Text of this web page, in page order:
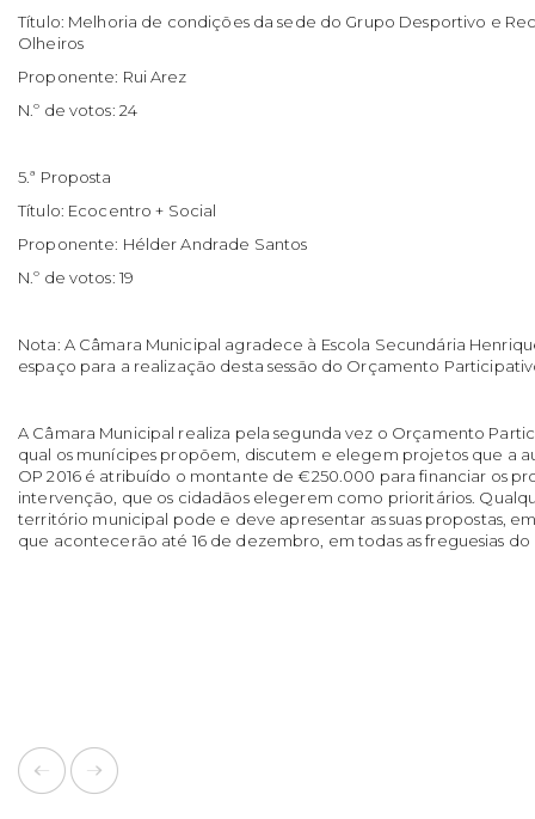
Título: Melhoria de condições da sede do Grupo Desportivo e
Olheiros
Proponente: Rui Arez
N.º de votos: 24
5.ª Proposta
Título: Ecocentro + Social
Proponente: Hélder Andrade Santos
N.º de votos: 19
Nota: A Câmara Municipal agradece à Escola Secundária
espaço para a realização desta sessão do Orçamento
A Câmara Municipal realiza pela segunda vez o Orçamento
qual os munícipes propõem, discutem e elegem projetos que a
OP 2016 é atribuído o montante de €250.000 para financiar os
intervenção, que os cidadãos elegerem como prioritários.
território municipal pode e deve apresentar as suas propostas,
que acontecerão até 16 de dezembro, em todas as freguesias